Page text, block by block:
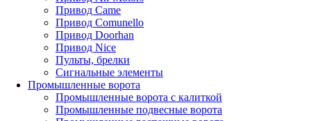
Привод Came
Привод Comunello
Привод Doorhan
Привод Nice
Пульты, брелки
Сигнальные элементы
Промышленные ворота
Промышленные ворота с калиткой
Промышленные подвесные ворота